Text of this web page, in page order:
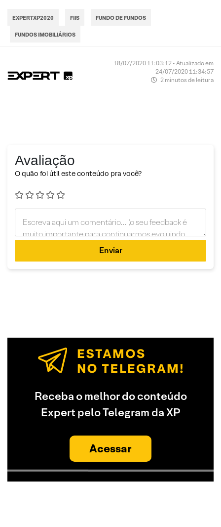
EXPERTXP2020 FIIS FUNDO DE FUNDOS
FUNDOS IMOBILIÁRIOS
18/07/2020 11:03:12 • Atualizado em
24/07/2020 11:34:57
2 minutos de leitura
Avaliação
O quão foi útil este conteúdo pra você?
Enviar
Receba o melhor do conteúdo
Expert pelo Telegram da XP
Acessar